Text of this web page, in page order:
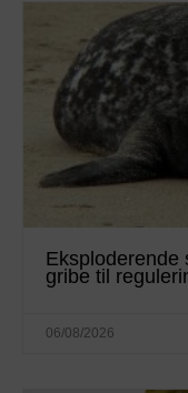
gribe til
06/08/2026